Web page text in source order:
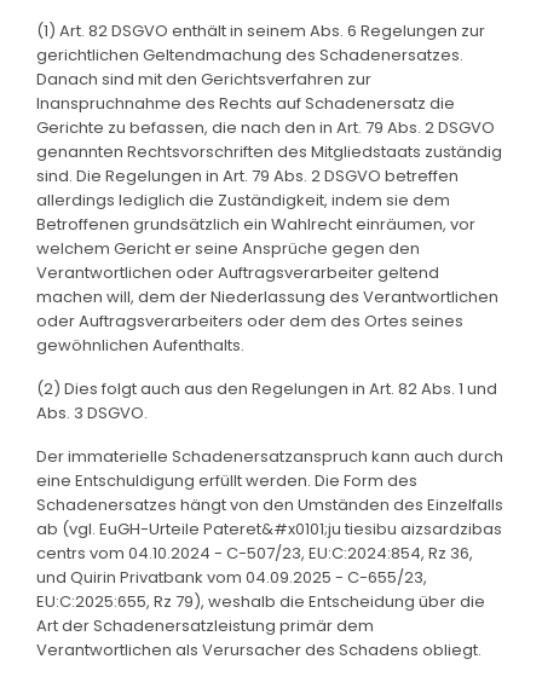
(1) Art. 82 DSGVO enthält in seinem Abs. 6 Regelungen zur
gerichtlichen Geltendmachung des Schadenersatzes.
Danach sind mit den Gerichtsverfahren zur
Inanspruchnahme des Rechts auf Schadenersatz die
Gerichte zu befassen, die nach den in Art. 79 Abs. 2 DSGVO
genannten Rechtsvorschriften des Mitgliedstaats zuständig
sind. Die Regelungen in Art. 79 Abs. 2 DSGVO betreffen
allerdings lediglich die Zuständigkeit, indem sie dem
Betroffenen grundsätzlich ein Wahlrecht einräumen, vor
welchem Gericht er seine Ansprüche gegen den
Verantwortlichen oder Auftragsverarbeiter geltend
machen will, dem der Niederlassung des Verantwortlichen
oder Auftragsverarbeiters oder dem des Ortes seines
gewöhnlichen Aufenthalts.
(2) Dies folgt auch aus den Regelungen in Art. 82 Abs. 1 und
Abs. 3 DSGVO.
Der immaterielle Schadenersatzanspruch kann auch durch
eine Entschuldigung erfüllt werden. Die Form des
Schadenersatzes hängt von den Umständen des Einzelfalls
ab (vgl. EuGH-Urteile Pateret&#x0101;ju tiesibu aizsardzibas
centrs vom 04.10.2024 - C-507/23, EU:C:2024:854, Rz 36,
und Quirin Privatbank vom 04.09.2025 - C-655/23,
EU:C:2025:655, Rz 79), weshalb die Entscheidung über die
Art der Schadenersatzleistung primär dem
Verantwortlichen als Verursacher des Schadens obliegt.